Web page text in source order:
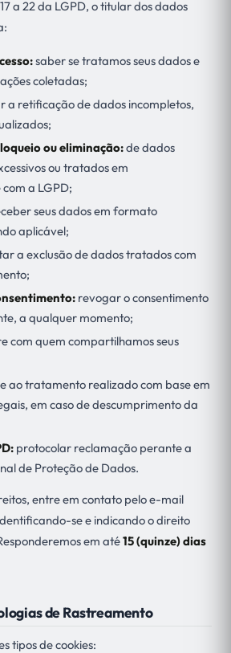
a 22 da LGPD, o titular dos dados
saber se tratamos seus dados e
coletadas;
a retificação de dados incompletos,
ou eliminação:de dados
ou tratados em
a LGPD;
seus dados em formato
aplicável;
a exclusão de dados tratados com
revogar o consentimento
a qualquer momento;
com quem compartilhamos seus
ao tratamento realizado com base em
em caso de descumprimento da
protocolar reclamação perante a
de Proteção de Dados.
entre em contato pelo e-mail
se e indicando o direito
em até15 (quinze) dias
de Rastreamento
tipos de cookies: